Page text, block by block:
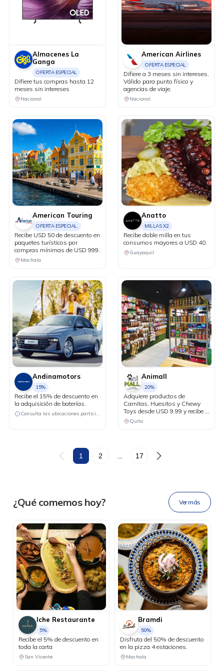
Almacenes La
Ganga
OFERTA ESPECIAL
Difiere tus compras hasta 12
meses sin intereses
Nacional
American Airlines
OFERTA ESPECIAL
Difiere a 3 meses sin intereses.
Válido para punto físico y
agencias de viaje.
Nacional
American Touring
OFERTA ESPECIAL.
Recibe USD 50 de descuento en
paquetes turísticos por
compras mínimas de USD 999.
Machala
Anatto
MILLAS X2
Recibe doble milla en tus
consumos mayores a USD 40.
Guayaquil
Andinamotors
15%
Recibe el 15% de descuento en
la adquisición de baterías.
Consulta las ubicaciones participantes
Animall
20%
Adquiere productos de
Carnitas, Huesitos y Chewy
Toys desde USD 9.99 y recibe el
20% de descuento en tu factura
al pagar con tu tarjeta Diners
Quito
1 2 17
Ahora tus blu benefits
en una
sola app.
DESCÁRGALA
¿Qué comemos hoy? Ver más
Iche Restaurante
5%
Recibe el 5% de descuento en
toda la carta
San Vicente
Bramdi
50%
Disfruta del 50% de descuento
en la pizza 4 estaciones.
Machala